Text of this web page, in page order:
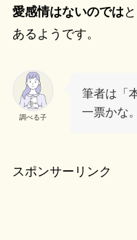
愛感情はないのでは
あるようです。
調べる子
筆者は「
一票かな。
スポンサーリンク